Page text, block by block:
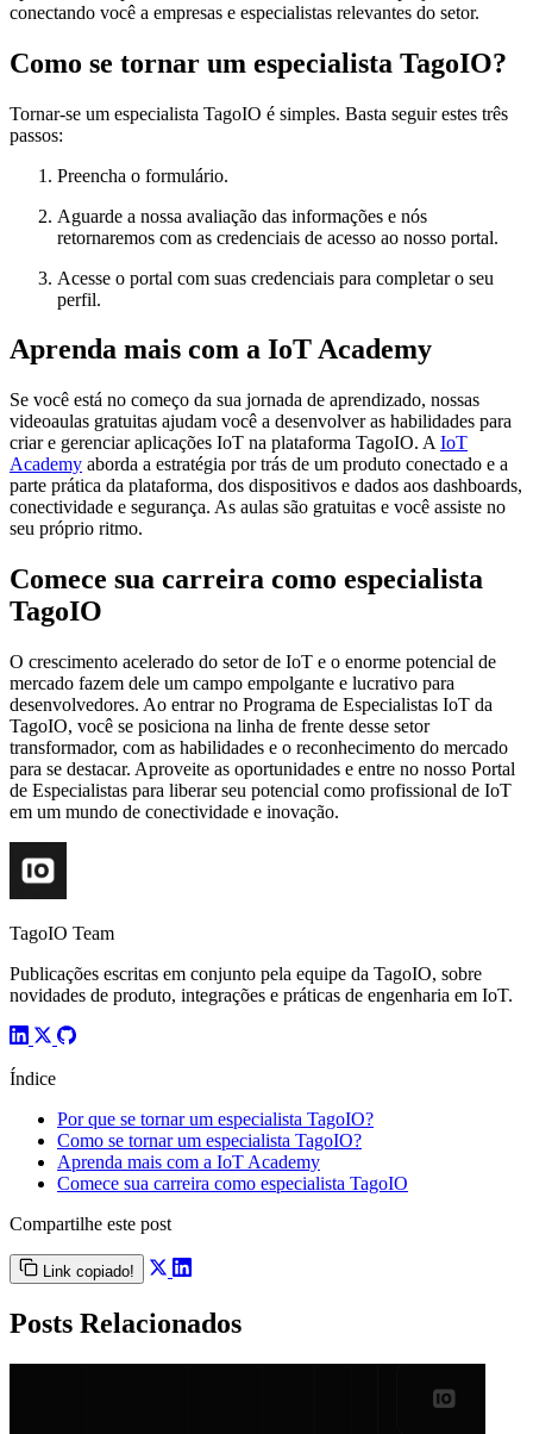
conectando você a empresas e especialistas relevantes do setor.
Como se tornar um especialista TagoIO?
Tornar-se um especialista TagoIO é simples. Basta seguir estes três
passos:
Preencha o formulário.
Aguarde a nossa avaliação das informações e nós
retornaremos com as credenciais de acesso ao nosso portal.
Acesse o portal com suas credenciais para completar o seu
perfil.
Aprenda mais com a IoT Academy
Se você está no começo da sua jornada de aprendizado, nossas
videoaulas gratuitas ajudam você a desenvolver as habilidades para
criar e gerenciar aplicações IoT na plataforma TagoIO. A IoT
Academy aborda a estratégia por trás de um produto conectado e a
parte prática da plataforma, dos dispositivos e dados aos dashboards,
conectividade e segurança. As aulas são gratuitas e você assiste no
seu próprio ritmo.
Comece sua carreira como especialista
TagoIO
O crescimento acelerado do setor de IoT e o enorme potencial de
mercado fazem dele um campo empolgante e lucrativo para
desenvolvedores. Ao entrar no Programa de Especialistas IoT da
TagoIO, você se posiciona na linha de frente desse setor
transformador, com as habilidades e o reconhecimento do mercado
para se destacar. Aproveite as oportunidades e entre no nosso Portal
de Especialistas para liberar seu potencial como profissional de IoT
em um mundo de conectividade e inovação.
TagoIO Team
Publicações escritas em conjunto pela equipe da TagoIO, sobre
novidades de produto, integrações e práticas de engenharia em IoT.
Índice
Por que se tornar um especialista TagoIO?
Como se tornar um especialista TagoIO?
Aprenda mais com a IoT Academy
Comece sua carreira como especialista TagoIO
Compartilhe este post
Link copiado!
Posts Relacionados